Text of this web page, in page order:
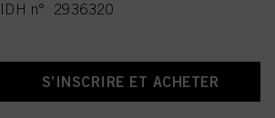
IDH n° 2936320
S’INSCRIRE ET ACHETER